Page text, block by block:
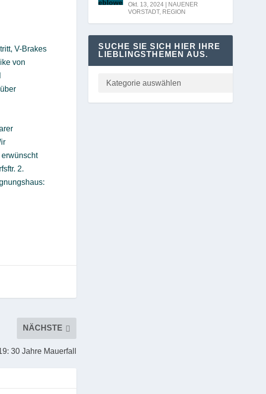
V-Brakes
von
2.
NÄCHSTE
30 Jahre Mauerfall
Okt. 13, 2024
NAUENER
VORSTADT, REGION
SUCHE SIE SICH HIER IHRE
LIEBLINGSTHEMEN AUS.